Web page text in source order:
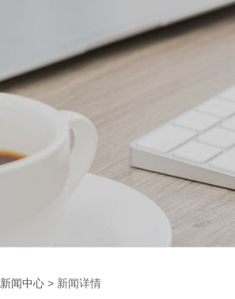
新闻中心 > 新闻详情